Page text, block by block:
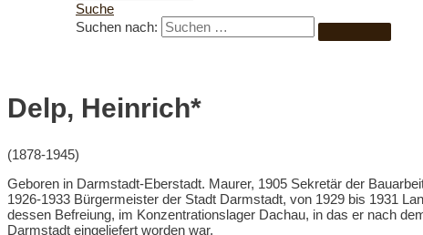
Suche
Suchen nach:
Delp, Heinrich*
(1878-1945)
Geboren in Darmstadt-Eberstadt. Maurer, 1905 Sekretär der
1926-1933 Bürgermeister der Stadt Darmstadt, von 1929 bis 1931
dessen Befreiung, im Konzentrationslager Dachau, in das er nach
Darmstadt eingeliefert worden war.